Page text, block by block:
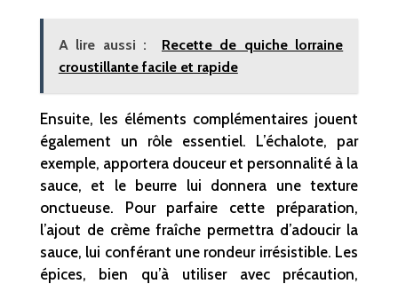
A lire aussi :
Recette de quiche lorraine
croustillante facile et rapide
Ensuite, les éléments complémentaires jouent
également un rôle essentiel. L’échalote, par
exemple, apportera douceur et personnalité à la
sauce, et le beurre lui donnera une texture
onctueuse. Pour parfaire cette préparation,
l’ajout de crème fraîche permettra d’adoucir la
sauce, lui conférant une rondeur irrésistible. Les
épices, bien qu’à utiliser avec précaution,